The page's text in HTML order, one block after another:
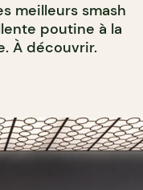
meilleurs smash
poutine à la
À découvrir.